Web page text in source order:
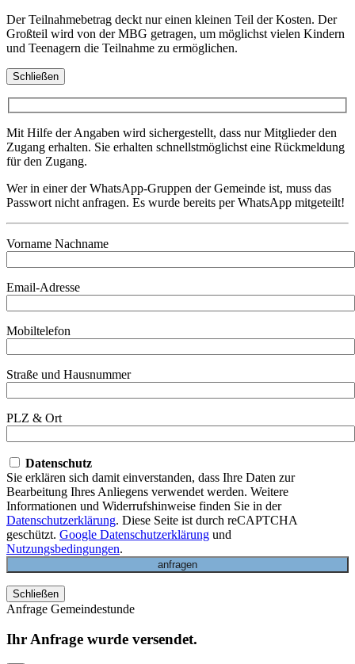
Der Teilnahmebetrag deckt nur einen kleinen Teil der Kosten. Der
Großteil wird von der MBG getragen, um möglichst vielen Kindern
und Teenagern die Teilnahme zu ermöglichen.
Schließen
Mit Hilfe der Angaben wird sichergestellt, dass nur Mitglieder den
Zugang erhalten. Sie erhalten schnellstmöglichst eine Rückmeldung
für den Zugang.
Wer in einer der WhatsApp-Gruppen der Gemeinde ist, muss das
Passwort nicht anfragen. Es wurde bereits per WhatsApp mitgeteilt!
Vorname Nachname
Email-Adresse
Mobiltelefon
Straße und Hausnummer
PLZ & Ort
Datenschutz
Sie erklären sich damit einverstanden, dass Ihre Daten zur
Bearbeitung Ihres Anliegens verwendet werden. Weitere
Informationen und Widerrufshinweise finden Sie in der
Datenschutzerklärung. Diese Seite ist durch reCAPTCHA
geschützt. Google Datenschutzerklärung und
Nutzungsbedingungen.
Schließen
Anfrage Gemeindestunde
Ihr Anfrage wurde versendet.